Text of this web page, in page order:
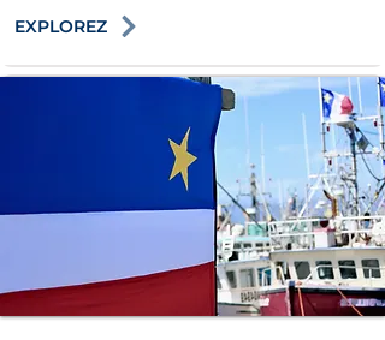
EXPLOREZ